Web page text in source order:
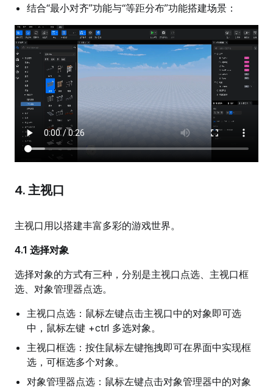
结合“最小对齐”功能与“等距分布”功能搭建场景：
4. 主视口
主视口用以搭建丰富多彩的游戏世界。
4.1 选择对象
选择对象的方式有三种，分别是主视口点选、主视口框
选、对象管理器点选。
主视口点选：鼠标左键点击主视口中的对象即可选
中，鼠标左键 +ctrl 多选对象。
主视口框选：按住鼠标左键拖拽即可在界面中实现框
选，可框选多个对象。
对象管理器点选：鼠标左键点击对象管理器中的对象